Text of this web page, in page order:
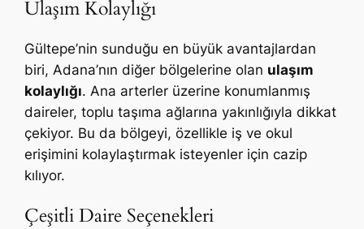
Ulaşım Kolaylığı
Gültepe’nin sunduğu en büyük avantajlardan
biri, Adana’nın diğer bölgelerine olan ulaşım
kolaylığı. Ana arterler üzerine konumlanmış
daireler, toplu taşıma ağlarına yakınlığıyla dikkat
çekiyor. Bu da bölgeyi, özellikle iş ve okul
erişimini kolaylaştırmak isteyenler için cazip
kılıyor.
Çeşitli Daire Seçenekleri